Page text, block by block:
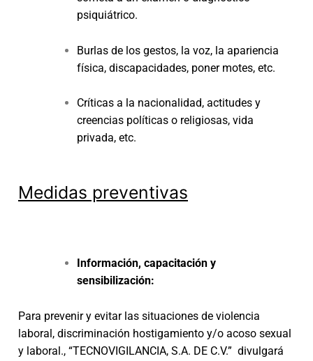
psiquiátrico.
Burlas de los gestos, la voz, la apariencia
física, discapacidades, poner motes, etc.
Críticas a la nacionalidad, actitudes y
creencias políticas o religiosas, vida
privada, etc.
Medidas preventivas
Información, capacitación y
sensibilización:
Para prevenir y evitar las situaciones de violencia
laboral, discriminación hostigamiento y/o acoso sexual
y laboral., “TECNOVIGILANCIA, S.A. DE C.V.” divulgará